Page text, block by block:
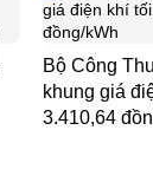
Bộ Công
khung giá
3.410,64